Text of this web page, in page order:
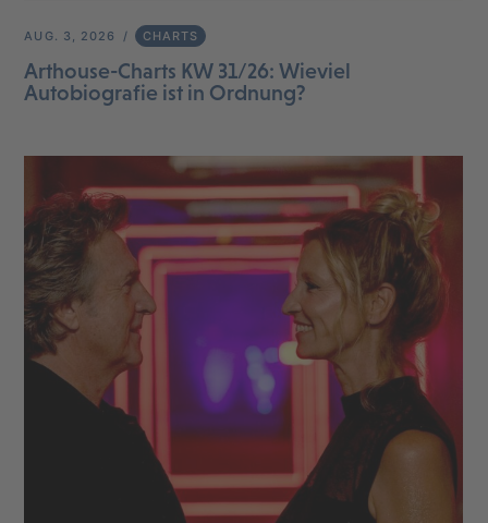
AUG. 3, 2026 CHARTS
Arthouse-Charts KW 31/26: Wieviel
Autobiografie ist in Ordnung?